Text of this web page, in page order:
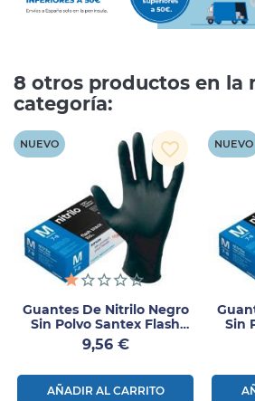
8 otros productos en la
categoría:
Guantes De Nitrilo Negro
Sin Polvo Santex Flash
Black Talla L 100 Uds
Precio
9,56 €
AÑADIR AL CARRITO
NUEVO favorite_border
Sin
NUEVO